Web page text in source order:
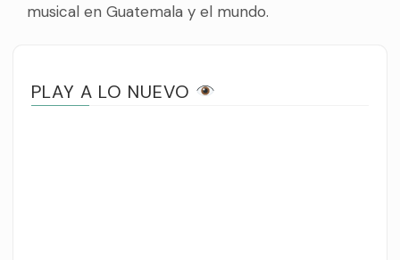
musical en Guatemala y el mundo.
PLAY A LO NUEVO